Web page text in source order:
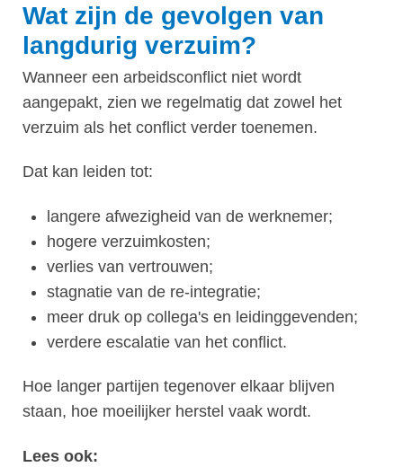
Wat zijn de gevolgen van
langdurig verzuim?
Wanneer een arbeidsconflict niet wordt
aangepakt, zien we regelmatig dat zowel het
verzuim als het conflict verder toenemen.
Dat kan leiden tot:
langere afwezigheid van de werknemer;
hogere verzuimkosten;
verlies van vertrouwen;
stagnatie van de re-integratie;
meer druk op collega's en leidinggevenden;
verdere escalatie van het conflict.
Hoe langer partijen tegenover elkaar blijven
staan, hoe moeilijker herstel vaak wordt.
Lees ook: